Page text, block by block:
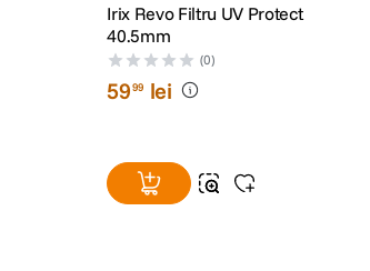
Irix Revo Filtru UV Protect
40.5mm
(0)
5999 lei